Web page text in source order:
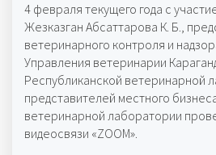
4 февраля текущего года с
Жезказган Абсаттарова К. Б.,
ветеринарного контроля и
Управления ветеринарии
Республиканской ветеринарной
представителей местного
ветеринарной лаборатории
видеосвязи «ZOOM».